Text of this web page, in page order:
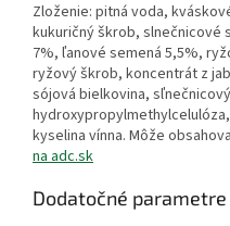
Zloženie: pitná voda,
kukuričný škrob, slnečnicové
7%, ľanové semená 5,5%,
ryžový škrob, koncentrát z
sójová bielkovina,
kyselina vínna. Môže
na adc.sk
Dodatočné parametre